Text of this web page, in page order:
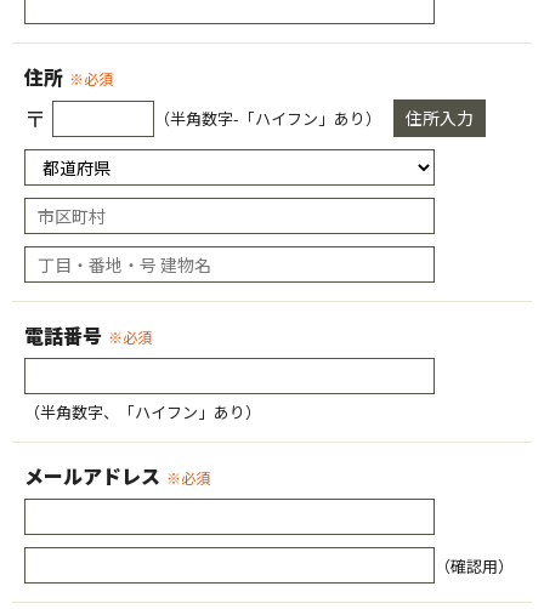
住所 ※必須
〒 （半角数字-「ハイフン」あり） 住所入力
電話番号 ※必須
（半角数字、「ハイフン」あり）
メールアドレス ※必須
（確認用）